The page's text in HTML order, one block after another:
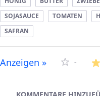
SOJASAUCE
TOMATEN
SAFRAN
Anzeigen » -
Asset-
KOMMENTARE